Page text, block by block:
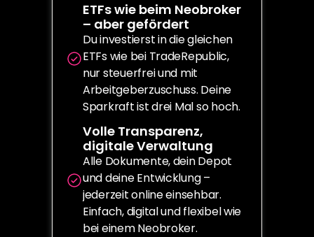
ETFs wie beim Neobroker
– aber gefördert
Du investierst in die gleichen
ETFs wie bei TradeRepublic,
nur steuerfrei und mit
Arbeitgeberzuschuss. Deine
Sparkraft ist drei Mal so hoch.
Volle Transparenz,
digitale Verwaltung
Alle Dokumente, dein Depot
und deine Entwicklung –
jederzeit online einsehbar.
Einfach, digital und flexibel wie
bei einem Neobroker.